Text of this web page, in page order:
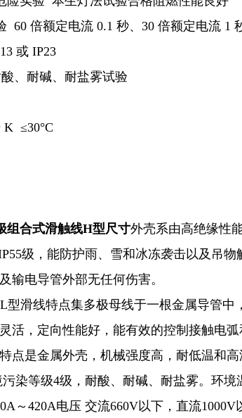
倍额定电流 0.1 秒、30 倍额定电流 1
或 IP23
、耐碱、耐盐雾试验
≤30°C
组合式滑触线H型尺寸外壳系由高绝缘性
级，能防护雨、雪和冰冻袭击以及吊
输电导管外部无任何伤害。
型滑线特点集多极母线于一根金属导管中
活，定向性能好，能有效的控制接触电
点是金属外壳，机械强度高，耐低温和
染等级4级，耐酸、耐碱、耐盐雾。环
～420A电压 交流660V以下，直流1000V